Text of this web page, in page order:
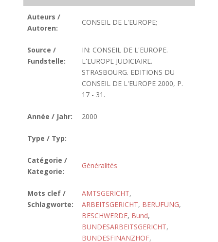
Auteurs /
Autoren:
CONSEIL DE L'EUROPE;
Source /
Fundstelle:
IN: CONSEIL DE L'EUROPE.
L'EUROPE JUDICIAIRE.
STRASBOURG. EDITIONS DU
CONSEIL DE L'EUROPE 2000, P.
17 - 31.
Année / Jahr: 2000
Type / Typ:
Catégorie /
Kategorie:
Généralités
Mots clef /
Schlagworte:
AMTSGERICHT,
ARBEITSGERICHT, BERUFUNG,
BESCHWERDE, Bund,
BUNDESARBEITSGERICHT,
BUNDESFINANZHOF,